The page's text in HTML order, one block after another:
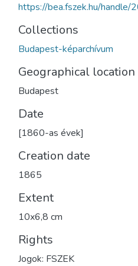
https://bea.fszek.hu/
Collections
Budapest-képarchívum
Geographical location
Budapest
Date
[1860-as évek]
Creation date
1865
Extent
10x6,8 cm
Rights
Jogok: FSZEK